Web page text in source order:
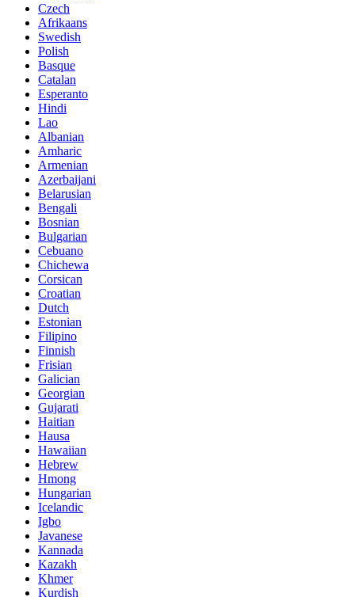
Czech
Afrikaans
Swedish
Polish
Basque
Catalan
Esperanto
Hindi
Lao
Albanian
Amharic
Armenian
Azerbaijani
Belarusian
Bengali
Bosnian
Bulgarian
Cebuano
Chichewa
Corsican
Croatian
Dutch
Estonian
Filipino
Finnish
Frisian
Galician
Georgian
Gujarati
Haitian
Hausa
Hawaiian
Hebrew
Hmong
Hungarian
Icelandic
Igbo
Javanese
Kannada
Kazakh
Khmer
Kurdish